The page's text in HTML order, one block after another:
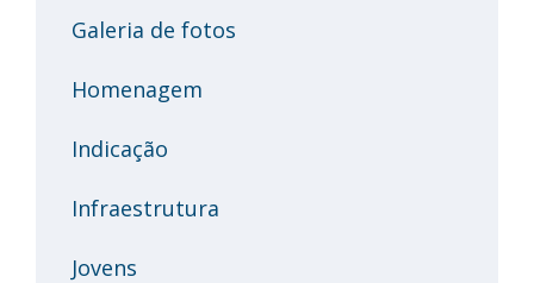
Galeria de fotos
Homenagem
Indicação
Infraestrutura
Jovens